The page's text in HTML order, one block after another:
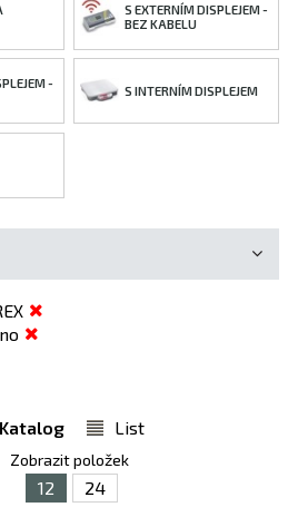
S EXTERNÍM DISPLEJEM -
BEZ KABELU
-
S INTERNÍM DISPLEJEM
Katalog List
Zobrazit položek
12 24